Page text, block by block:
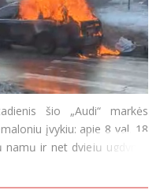
šio „Audi“ markės
įvykiu: apie 8 val. 18
ir net dviejų ugdymo
įrašą galite peržiūrėti